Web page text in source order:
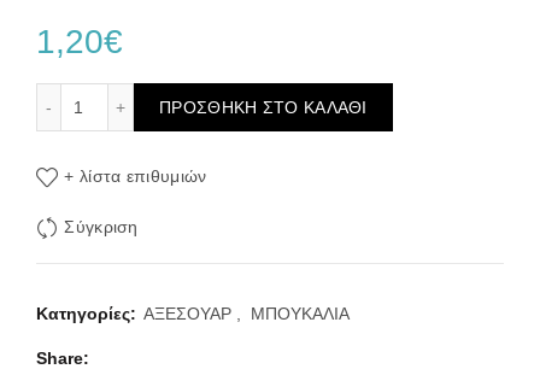
1,20€
ΠΡΟΣΘΉΚΗ ΣΤΟ ΚΑΛΆΘΙ
+ λίστα επιθυμιών
Σύγκριση
Κατηγορίες: ΑΞΕΣΟΥΑΡ ΜΠΟΥΚΑΛΙΑ
Share